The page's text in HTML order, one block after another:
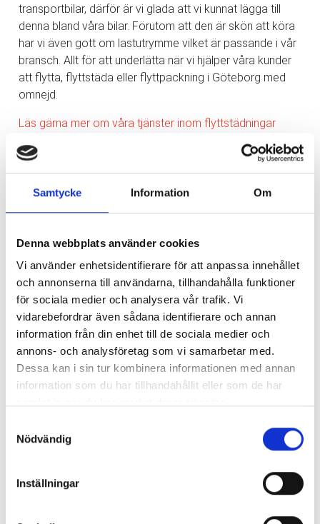
Samtycke Information Om
Denna webbplats använder cookies
Vi använder enhetsidentifierare för att anpassa innehållet
och annonserna till användarna, tillhandahålla funktioner
för sociala medier och analysera vår trafik. Vi
vidarebefordrar även sådana identifierare och annan
information från din enhet till de sociala medier och
annons- och analysföretag som vi samarbetar med.
Dessa kan i sin tur kombinera informationen med annan
information som du har tillhandahållit eller som de har
Nödvändig
Inställningar
transportbilar, därför är vi glada att vi kunnat lägga till
denna bland våra bilar. Förutom att den är skön att köra
har vi även gott om lastutrymme vilket är passande i vår
bransch. Allt för att underlätta när vi hjälper våra kunder
att flytta, flyttstäda eller flyttpackning i Göteborg med
omnejd.
Läs gärna mer om våra tjänster inom flyttstädningar
Nyhetsarkiv
▼ Huvudrubrik
Flyttstäd: Putsa fönster under vintertid?
15
Flyttpacka smart med våra pack-tips!
2021-01-
Flytt 2021? Boka in flytthjälp redan nu!
2020-12-
15
Anlita flytthjälp & minska stressen inför din
december-flytt!
2020-11-
19
Underlätta företagsflytten i höst med
flytthjälp!
2020-10-
22
2020-09-
Tips på hur du kan effektivisera din
2020-07-